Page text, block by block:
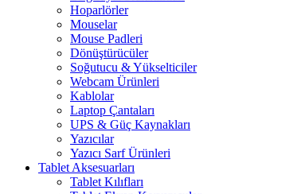
Hoparlörler
Mouselar
Mouse Padleri
Dönüştürücüler
Soğutucu & Yükselticiler
Webcam Ürünleri
Kablolar
Laptop Çantaları
UPS & Güç Kaynakları
Yazıcılar
Yazıcı Sarf Ürünleri
Tablet Aksesuarları
Tablet Kılıfları